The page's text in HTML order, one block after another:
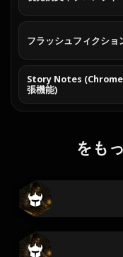
フラッシュフィクショ
Story Notes
張機能)
をも